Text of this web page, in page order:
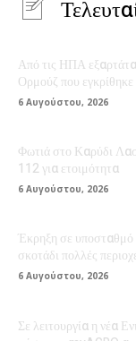
Από τις ΗΠΑ
Ορμούζ που
6 Αυγούστου, 2026
Φωτιά στο Καρύδι
112 για ετοιμότητα
6 Αυγούστου, 2026
Έκρηξη σε
σκοτάδι πολλές
6 Αυγούστου, 2026
Σε λειτουργία η νέα